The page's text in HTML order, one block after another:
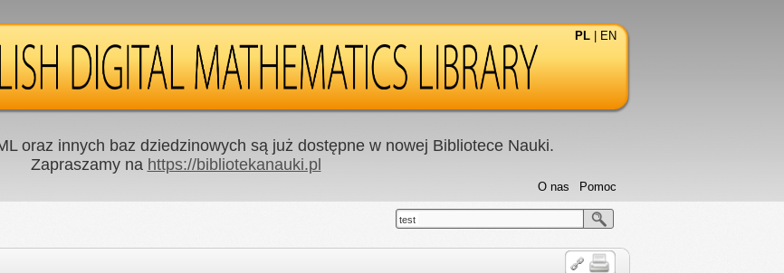
PL EN
oraz innych baz dziedzinowych są już dostępne w nowej Bibliotece Nauki.
Zapraszamy na https://bibliotekanauki.pl
Pomoc
O nas
test